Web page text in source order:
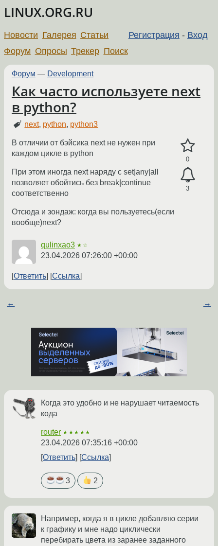
LINUX.ORG.RU
Регистрация - Вход
Новости Галерея Статьи
Форум Опросы Трекер Поиск
Форум — Development
Как часто используете next
в python?
next, python, python3
0
3
В отличии от бэйсика next не нужен при
каждом цикле в python
При этом иногда next наряду с set|any|all
позволяет обойтись без break|continue
соответственно
Отсюда и зондаж: когда вы пользуетесь(если
вообще)next?
qulinxao3 ★☆
23.04.2026 07:26:00 +00:00
Ответить Ссылка
← →
Когда это удобно и не нарушает читаемость
кода
router ★★★★★
23.04.2026 07:35:16 +00:00
Ответить
Ссылка
3 2
Например, когда я в цикле добавляю серии
к графику и мне надо циклически
перебирать цвета из заранее заданного